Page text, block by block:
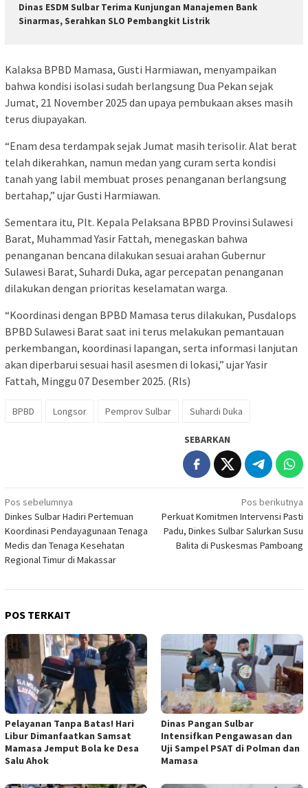
Dinas ESDM Sulbar Terima Kunjungan Manajemen Bank
Sinarmas, Serahkan SLO Pembangkit Listrik
Kalaksa BPBD Mamasa, Gusti Harmiawan, menyampaikan
bahwa kondisi isolasi sudah berlangsung Dua Pekan sejak
Jumat, 21 November 2025 dan upaya pembukaan akses masih
terus diupayakan.
“Enam desa terdampak sejak Jumat masih terisolir. Alat berat
telah dikerahkan, namun medan yang curam serta kondisi
tanah yang labil membuat proses penanganan berlangsung
bertahap,” ujar Gusti Harmiawan.
Sementara itu, Plt. Kepala Pelaksana BPBD Provinsi Sulawesi
Barat, Muhammad Yasir Fattah, menegaskan bahwa
penanganan bencana dilakukan sesuai arahan Gubernur
Sulawesi Barat, Suhardi Duka, agar percepatan penanganan
dilakukan dengan prioritas keselamatan warga.
“Koordinasi dengan BPBD Mamasa terus dilakukan, Pusdalops
BPBD Sulawesi Barat saat ini terus melakukan pemantauan
perkembangan, koordinasi lapangan, serta informasi lanjutan
akan diperbarui sesuai hasil asesmen di lokasi,” ujar Yasir
Fattah, Minggu 07 Desember 2025. (Rls)
BPBD Longsor Pemprov Sulbar Suhardi Duka
SEBARKAN
Navigasi
pos
Pos sebelumnya
Dinkes Sulbar Hadiri Pertemuan
Koordinasi Pendayagunaan Tenaga
Medis dan Tenaga Kesehatan
Regional Timur di Makassar
Pos berikutnya
Perkuat Komitmen Intervensi Pasti
Padu, Dinkes Sulbar Salurkan Susu
Balita di Puskesmas Pamboang
POS TERKAIT
Pelayanan Tanpa Batas! Hari
Libur Dimanfaatkan Samsat
Mamasa Jemput Bola ke Desa
Salu Ahok
Dinas Pangan Sulbar
Intensifkan Pengawasan dan
Uji Sampel PSAT di Polman dan
Mamasa